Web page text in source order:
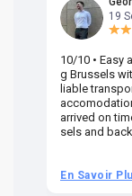
19
10/10 • Easy
g Brussels
liable
arrived on
sels and
En Savoir